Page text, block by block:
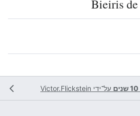
על־ידי Victor.Flickstein